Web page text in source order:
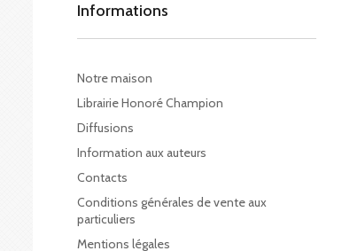
Informations
Notre maison
Librairie Honoré Champion
Diffusions
Information aux auteurs
Contacts
Conditions générales de vente aux
particuliers
Mentions légales